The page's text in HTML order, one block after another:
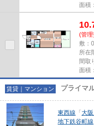
面積
(管
敷：
所在
間取
面積
賃貸｜マンション プライマ
東西線 「 大
地下鉄谷町線